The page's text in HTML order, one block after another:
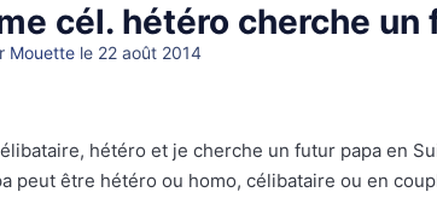
cél. hétéro cherche
Mouette le 22 août 2014
hétéro et je cherche un futur papa en
peut être hétéro ou homo, célibataire ou en